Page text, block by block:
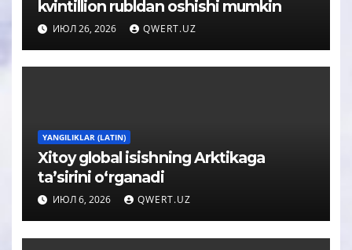
kvintillion rubldan oshishi mumkin
ИЮЛ 26, 2026 QWERT.UZ
YANGILIKLAR (LATIN)
Xitoy global isishning Arktikaga
taʼsirini oʻrganadi
ИЮЛ 6, 2026 QWERT.UZ